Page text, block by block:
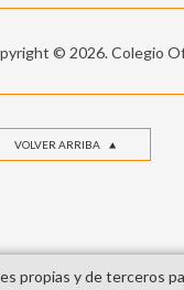
© 2026. Colegio
VOLVER ARRIBA
propias y de terceros